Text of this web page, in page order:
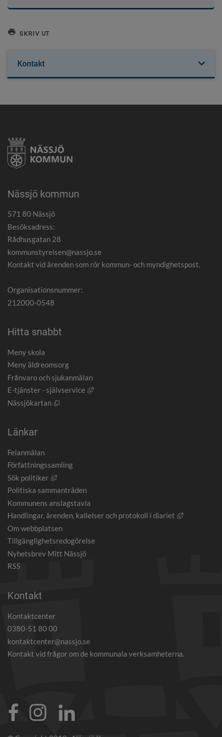
SKRIV UT
Kontakt
Nässjö kommun
571 80 Nässjö
Besöksadress:
Rådhusgatan 28
kommunstyrelsen@nassjo.se
Kontakt vid ärenden som rör kommun- och myndighetspost.
Organisationsnummer:
212000-0548
Hitta snabbt
Meny skola
Meny äldreomsorg
Frånvaro och sjukanmälan
E-tjänster - självservice
Länk till annan webbplats, öppnas i
Nässjökartan
Öppnas i nytt fönster.
Länkar
Felanmälan
Författningssamling
Sök politiker
Länk till annan webbplats, öppnas i nytt fönster.
Politiska sammanträden
Kommunens anslagstavla
Handlingar, ärenden, kallelser och protokoll i diariet
Länk till
Om webbplatsen
Tillgänglighetsredogörelse
Nyhetsbrev Mitt Nässjö
RSS
Kontakt
Kontaktcenter
0380-51 80 00
kontaktcenter@nassjo.se
Kontakt vid frågor om de kommunala verksamheterna.